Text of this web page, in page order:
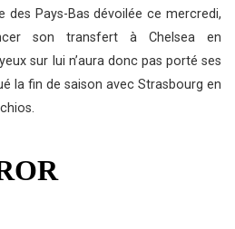
des Pays-Bas dévoilée ce mercredi,
son transfert à Chelsea en
sur lui n’aura donc pas porté ses
la fin de saison avec Strasbourg en